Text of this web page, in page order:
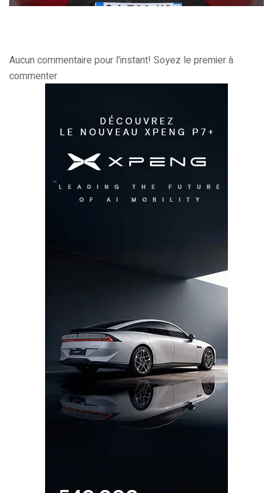
Aucun commentaire pour l'instant! Soyez le premier à
commenter